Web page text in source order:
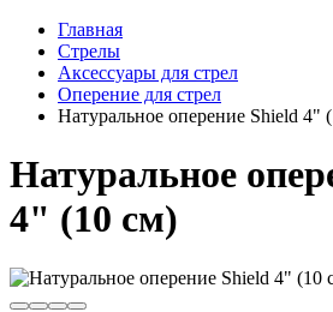
Главная
Стрелы
Аксессуары для стрел
Оперение для стрел
Натуральное оперение Shield 4"
Натуральное
4" (10 см)